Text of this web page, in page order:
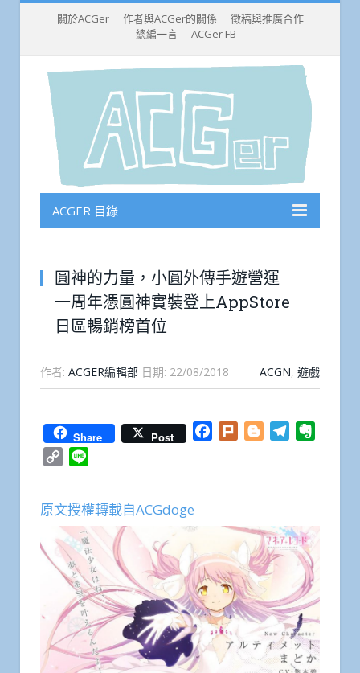
關於ACGer 作者與ACGer的關係
徵稿與推廣合作
總編一言
ACGer FB
ACGER 目錄
圓神的力量，小圓外傳手遊營運
一周年憑圓神實裝登上AppStore
日區暢銷榜首位
作者: ACGER編輯部 日期: 22/08/2018 ACGN, 遊戲
Share Post Facebook
Plurk BloggerTelegram
Copy
原文授權轉載自ACGdoge